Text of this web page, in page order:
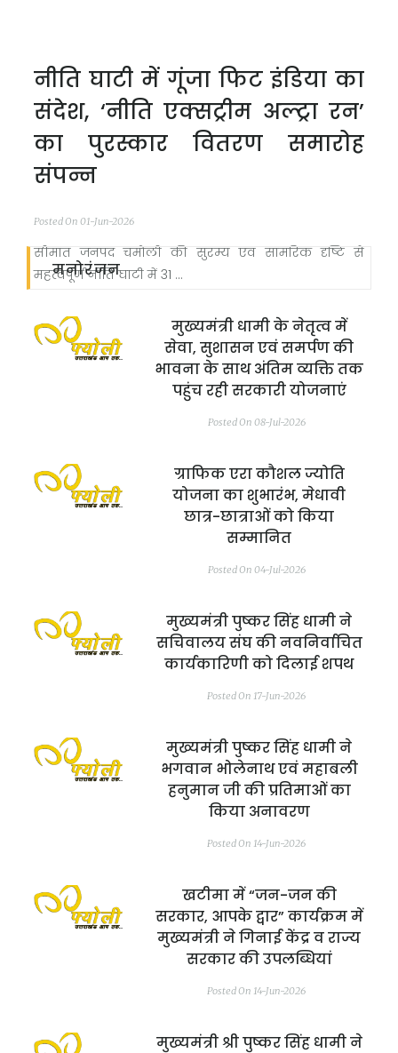
नीति घाटी में गूंजा फिट इंडिया का
संदेश, ‘नीति एक्सट्रीम अल्ट्रा रन’
का पुरस्कार वितरण समारोह
संपन्न
Posted On 01-Jun-2026
सीमांत जनपद चमोली की सुरम्य एवं सामरिक दृष्टि से
महत्वपूर्ण नीति घाटी में 31 ...
मनोरंजन
मुख्यमंत्री धामी के नेतृत्व में
सेवा, सुशासन एवं समर्पण की
भावना के साथ अंतिम व्यक्ति तक
पहुंच रही सरकारी योजनाएं
Posted On 08-Jul-2026
ग्राफिक एरा कौशल ज्योति
योजना का शुभारंभ, मेधावी
छात्र-छात्राओं को किया
सम्मानित
Posted On 04-Jul-2026
मुख्यमंत्री पुष्कर सिंह धामी ने
सचिवालय संघ की नवनिर्वाचित
कार्यकारिणी को दिलाई शपथ
Posted On 17-Jun-2026
मुख्यमंत्री पुष्कर सिंह धामी ने
भगवान भोलेनाथ एवं महाबली
हनुमान जी की प्रतिमाओं का
किया अनावरण
Posted On 14-Jun-2026
खटीमा में “जन-जन की
सरकार, आपके द्वार” कार्यक्रम में
मुख्यमंत्री ने गिनाई केंद्र व राज्य
सरकार की उपलब्धियां
Posted On 14-Jun-2026
मुख्यमंत्री श्री पुष्कर सिंह धामी ने